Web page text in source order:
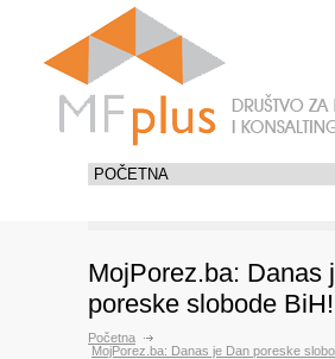
MojPorez.ba: Danas
poreske slobode BiH!
Početna
MojPorez.ba: Danas je Dan poreske